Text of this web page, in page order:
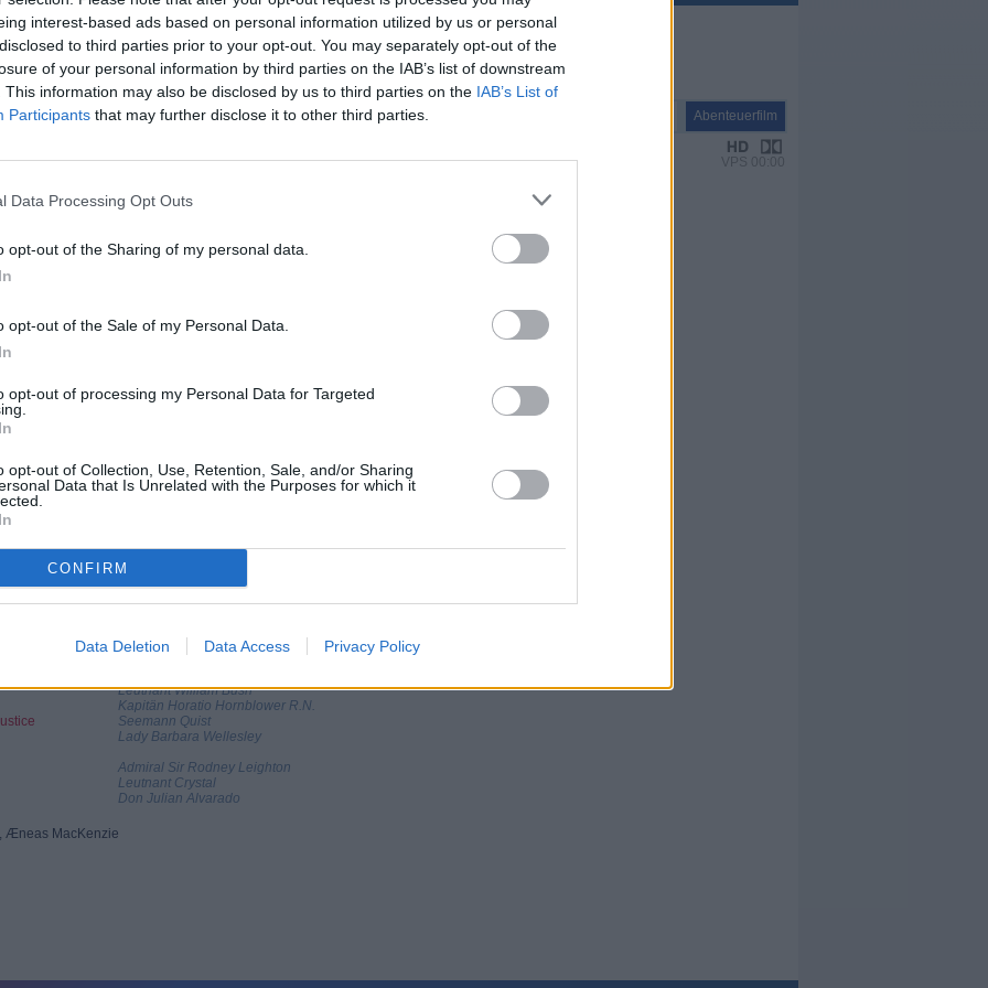
interest-based ads based on personal information utilized by us or personal
to third parties prior to your opt-out. You may separately opt-out of the
of your personal information by third parties on the IAB’s list of downstream
This information may also be disclosed by us to third parties on the IAB’s List of
Participants that may further disclose it to other third parties.
Data Processing Opt Outs
opt-out of the Sharing of my personal data.
opt-out of the Sale of my Personal Data.
opt-out of processing my Personal Data for Targeted
opt-out of Collection, Use, Retention, Sale, and/or Sharing
Data that Is Unrelated with the Purposes for which it
CONFIRM
Data Deletion Data Access Privacy Policy
Horatio Hornblower R.N.)
Abenteuerfilm
VPS 00:00
mit seiner Mannschaft nach Zentralamerika, um sich mit dem
zu verbünden. - Der Film (1951) basiert auf Cecil Scott Foresters
Raoul Walsh verfilmt. Für die Titelrolle konnte Gregory
segelt Kapitän Hornblower mit seiner Mannschaft nach
Don Julian Alvarado gegen Spanien zu verbünden. Kurz nach den
das sie als Zeichen ihrer neuen Freundschaft für Don Julian erobern
nehmen sie die spanische Mannschaft fest - und der Rest der
zu diesem Zeitpunkt jedoch nicht, dass England und Spanien
Hornblower ist gezwungen, seinen Fehler zu revidieren. Zusammen
mit Don Julian, bei dem dieser den Kürzeren zieht und mit seinem
denn der Kampf gegen die Franzosen steht noch bevor. Zu allem
Barbara, die vor dem grassierenden Gelbfieber auf der Flucht ist.
auf seinem Schiff auf, da sie auf schnellstem Wege nach England
Hornblower sie liebevoll wieder gesund. Auch sie beginnt, Gefühle
Liebe aussichtslos, da beide bereits vergeben sind. Ein US-
und romantisch.
Buchreihe und wurde von der Hollywoodlegende Raoul Walsh
Peck verpflichtet werden, der in den Jahren zuvor bereits vier
Oscar erst 1963 für seine Hauptrolle in „Wer die Nachtigall stört“
gespielt, die 1947 mit dem Film „Die besten Jahre unseres Lebens“
Produktion: Warner Bros
Leutnant William Bush
Kapitän Horatio Hornblower R.N.
Seemann Quist
Lady Barbara Wellesley
Admiral Sir Rodney Leighton
Leutnant Crystal
Don Julian Alvarado
Æneas MacKenzie